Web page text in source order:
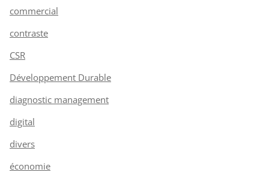
commercial
contraste
CSR
Développement Durable
diagnostic management
digital
divers
économie